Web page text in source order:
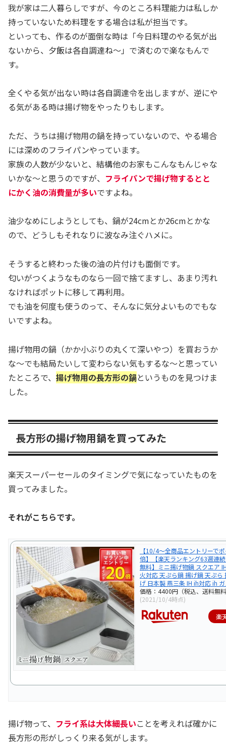
我が家は二人暮らしですが、今のところ料理能力は私しか
持っていないため料理をする場合は私が担当です。
といっても、作るのが面倒な時は「今日料理のやる気が出
ないから、夕飯は各自調達ね〜」で済むので楽なもんで
す。
全くやる気が出ない時は各自調達令を出しますが、逆にや
る気がある時は揚げ物をやったりもします。
ただ、うちは揚げ物用の鍋を持っていないので、やる場合
には深めのフライパンやっています。
家族の人数が少ないと、結構他のお家もこんなもんじゃな
いかな〜と思うのですが、 フライパンで揚げ物するとと
にかく油の消費量が多いですよね。
油少なめにしようとしても、鍋が24cmとか26cmとかな
ので、どうしもそれなりに波なみ注ぐハメに。
そうすると終わった後の油の片付けも面倒です。
匂いがつくようなものなら一回で捨てますし、あまり汚れ
なければポットに移して再利用。
でも油を何度も使うのって、そんなに気分よいものでもな
いですよね。
揚げ物用の鍋（かか小ぶりの丸くて深いやつ）を買おうか
な〜でも結局たいして変わらない気もするな〜と思ってい
たところで、 揚げ物用の長方形の鍋というものを見つけま
した。
長方形の揚げ物用鍋を買ってみた
楽天スーパーセールのタイミングで気になっていたものを
買ってみました。
それがこちらです。
【10/4〜全商品エントリーで
倍】【楽天ランキング63週連
無料】ミニ揚げ物鍋 スクエア
火対応 天ぷら鍋 揚げ鍋 天ぷら
げ 日本製 燕三条 IH ih対応 ih
価格：4400円（税込、送料無
(2021/10/4時点)
楽
揚げ物って、 フライ系は大体細長いことを考えれば確かに
長方形の形がしっくり来る気がします。